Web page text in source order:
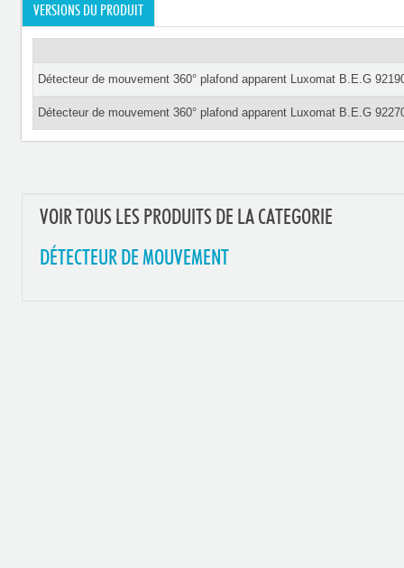
VERSIONS DU PRODUIT
Détecteur de mouvement 360° plafond apparent Luxomat B.E.G
Détecteur de mouvement 360° plafond apparent Luxomat B.E.G
VOIR TOUS LES PRODUITS DE LA CATEGORIE
DÉTECTEUR DE MOUVEMENT